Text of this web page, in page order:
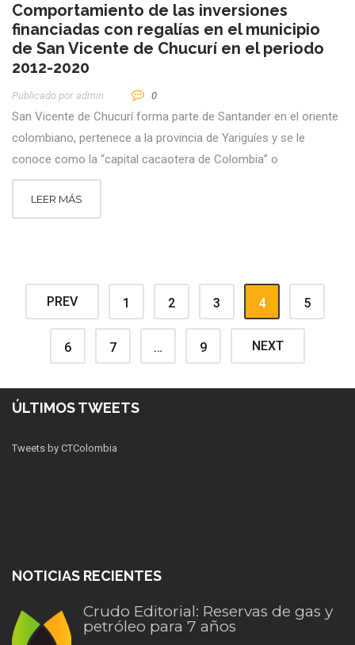
Comportamiento de las inversiones
financiadas con regalías en el municipio
de San Vicente de Chucurí en el periodo
2012-2020
Publicado por Admin 0
San Vicente de Chucurí forma parte de Santander en el oriente
colombiano, pertenece a la provincia de Yariguíes y se le
conoce como la “capital cacaotera de Colombia” o
LEER MÁS
PREV 1 2 3 4 5
6 7 … 9 NEXT
ÚLTIMOS TWEETS
Tweets by CTColombia
NOTICIAS RECIENTES
Crudo Editorial: Reservas de gas y
petróleo para 7 años